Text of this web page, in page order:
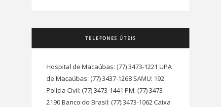
TELEFONES ÚTEIS
Hospital de Macaúbas: (77) 3473-1221 UPA
de Macaúbas: (77) 3437-1268 SAMU: 192
Polícia Civil: (77) 3473-1441 PM: (77) 3473-
2190 Banco do Brasil: (77) 3473-1062 Caixa